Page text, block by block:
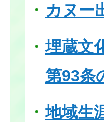
カヌー
埋蔵文
第93条
地域生